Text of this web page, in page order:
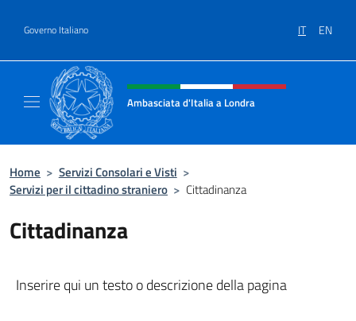
Governo Italiano IT EN
Intestazione sito, social e menù
Ambasciata d'Italia a Londra
Home > Servizi Consolari e Visti >
Servizi per il cittadino straniero > Cittadinanza
Cittadinanza
Inserire qui un testo o descrizione della pagina